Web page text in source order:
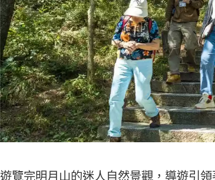
遊覽完明月山的迷人自然景觀，導遊引